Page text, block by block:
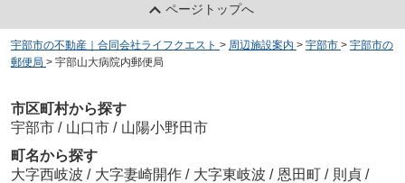
ページトップへ
宇部市の不動産｜合同会社ライフクエスト > 周辺施設案内 > 宇部市 > 宇部市の
郵便局 > 宇部山大病院内郵便局
市区町村から探す
宇部市 / 山口市 / 山陽小野田市
町名から探す
大字西岐波 / 大字妻崎開作 / 大字東岐波 / 恩田町 / 則貞 /